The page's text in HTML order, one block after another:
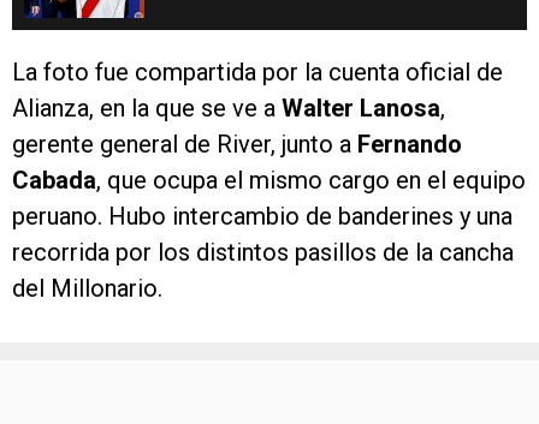
La foto fue compartida por la cuenta oficial de
Alianza, en la que se ve a Walter Lanosa,
gerente general de River, junto a Fernando
Cabada, que ocupa el mismo cargo en el equipo
peruano. Hubo intercambio de banderines y una
recorrida por los distintos pasillos de la cancha
del Millonario.